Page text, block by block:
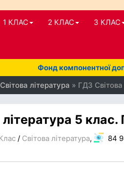
1 КЛАС 2 КЛАС 3 КЛАС
Фонд компонентної
Світова література » ГДЗ
література 5
/ Світова література, 84